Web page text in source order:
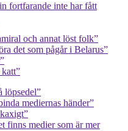
fortfarande inte har fått
och annat löst folk”
det som pågår i Belarus”
löpsedel”
mediernas händer”
finns medier som är mer